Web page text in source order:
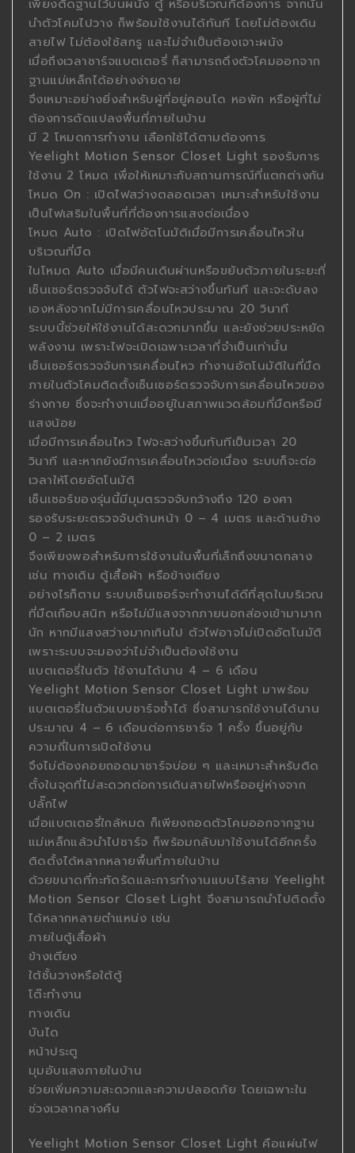
เพียงติดฐานไว้บนผนัง ตู้ หรือบริเวณที่ต้องการ จากนั้น
นำตัวโคมไปวาง ก็พร้อมใช้งานได้ทันที โดยไม่ต้องเดิน
สายไฟ ไม่ต้องใช้สกรู และไม่จำเป็นต้องเจาะผนัง
เมื่อถึงเวลาชาร์จแบตเตอรี่ ก็สามารถดึงตัวโคมออกจาก
ฐานแม่เหล็กได้อย่างง่ายดาย
จึงเหมาะอย่างยิ่งสำหรับผู้ที่อยู่คอนโด หอพัก หรือผู้ที่ไม่
ต้องการดัดแปลงพื้นที่ภายในบ้าน
มี 2 โหมดการทำงาน เลือกใช้ได้ตามต้องการ
Yeelight Motion Sensor Closet Light รองรับการ
ใช้งาน 2 โหมด เพื่อให้เหมาะกับสถานการณ์ที่แตกต่างกัน
โหมด On : เปิดไฟสว่างตลอดเวลา เหมาะสำหรับใช้งาน
เป็นไฟเสริมในพื้นที่ที่ต้องการแสงต่อเนื่อง
โหมด Auto : เปิดไฟอัตโนมัติเมื่อมีการเคลื่อนไหวใน
บริเวณที่มืด
ในโหมด Auto เมื่อมีคนเดินผ่านหรือขยับตัวภายในระยะที่
เซ็นเซอร์ตรวจจับได้ ตัวไฟจะสว่างขึ้นทันที และจะดับลง
เองหลังจากไม่มีการเคลื่อนไหวประมาณ 20 วินาที
ระบบนี้ช่วยให้ใช้งานได้สะดวกมากขึ้น และยังช่วยประหยัด
พลังงาน เพราะไฟจะเปิดเฉพาะเวลาที่จำเป็นเท่านั้น
เซ็นเซอร์ตรวจจับการเคลื่อนไหว ทำงานอัตโนมัติในที่มืด
ภายในตัวโคมติดตั้งเซ็นเซอร์ตรวจจับการเคลื่อนไหวของ
ร่างกาย ซึ่งจะทำงานเมื่ออยู่ในสภาพแวดล้อมที่มืดหรือมี
แสงน้อย
เมื่อมีการเคลื่อนไหว ไฟจะสว่างขึ้นทันทีเป็นเวลา 20
วินาที และหากยังมีการเคลื่อนไหวต่อเนื่อง ระบบก็จะต่อ
เวลาให้โดยอัตโนมัติ
เซ็นเซอร์ของรุ่นนี้มีมุมตรวจจับกว้างถึง 120 องศา
รองรับระยะตรวจจับด้านหน้า 0 – 4 เมตร และด้านข้าง
0 – 2 เมตร
จึงเพียงพอสำหรับการใช้งานในพื้นที่เล็กถึงขนาดกลาง
เช่น ทางเดิน ตู้เสื้อผ้า หรือข้างเตียง
อย่างไรก็ตาม ระบบเซ็นเซอร์จะทำงานได้ดีที่สุดในบริเวณ
ที่มืดเกือบสนิท หรือไม่มีแสงจากภายนอกส่องเข้ามามาก
นัก หากมีแสงสว่างมากเกินไป ตัวไฟอาจไม่เปิดอัตโนมัติ
เพราะระบบจะมองว่าไม่จำเป็นต้องใช้งาน
แบตเตอรี่ในตัว ใช้งานได้นาน 4 – 6 เดือน
Yeelight Motion Sensor Closet Light มาพร้อม
แบตเตอรี่ในตัวแบบชาร์จซ้ำได้ ซึ่งสามารถใช้งานได้นาน
ประมาณ 4 – 6 เดือนต่อการชาร์จ 1 ครั้ง ขึ้นอยู่กับ
ความถี่ในการเปิดใช้งาน
จึงไม่ต้องคอยถอดมาชาร์จบ่อย ๆ และเหมาะสำหรับติด
ตั้งในจุดที่ไม่สะดวกต่อการเดินสายไฟหรืออยู่ห่างจาก
ปลั๊กไฟ
เมื่อแบตเตอรี่ใกล้หมด ก็เพียงถอดตัวโคมออกจากฐาน
แม่เหล็กแล้วนำไปชาร์จ ก็พร้อมกลับมาใช้งานได้อีกครั้ง
ติดตั้งได้หลากหลายพื้นที่ภายในบ้าน
ด้วยขนาดที่กะทัดรัดและการทำงานแบบไร้สาย Yeelight
Motion Sensor Closet Light จึงสามารถนำไปติดตั้ง
ได้หลากหลายตำแหน่ง เช่น
ภายในตู้เสื้อผ้า
ข้างเตียง
ใต้ชั้นวางหรือใต้ตู้
โต๊ะทำงาน
ทางเดิน
บันได
หน้าประตู
มุมอับแสงภายในบ้าน
ช่วยเพิ่มความสะดวกและความปลอดภัย โดยเฉพาะใน
ช่วงเวลากลางคืน
Yeelight Motion Sensor Closet Light คือแผ่นไฟ